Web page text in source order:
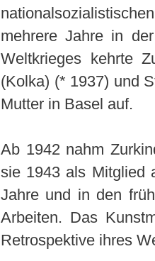
mehrere Jahre in
Weltkrieges kehrte
(Kolka) (* 1937) und
Mutter in Basel auf.
Ab 1942 nahm
sie 1943 als Mitglied
Jahre und in den
Arbeiten. Das
Retrospektive ihres